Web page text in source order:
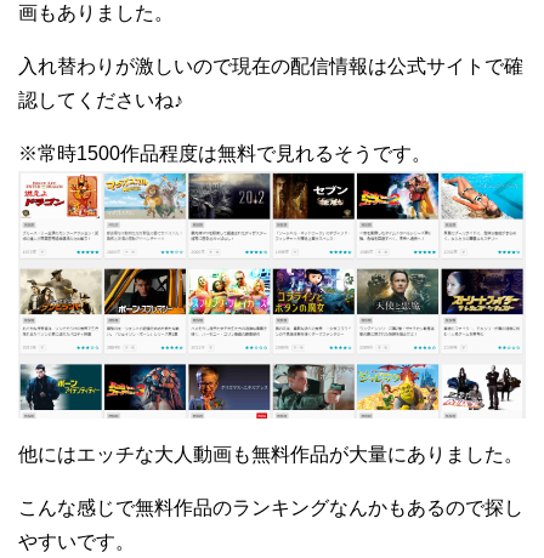
画もありました。
入れ替わりが激しいので現在の配信情報は公式サイトで確
認してくださいね♪
※常時1500作品程度は無料で見れるそうです。
他にはエッチな大人動画も無料作品が大量にありました。
こんな感じで無料作品のランキングなんかもあるので探し
やすいです。